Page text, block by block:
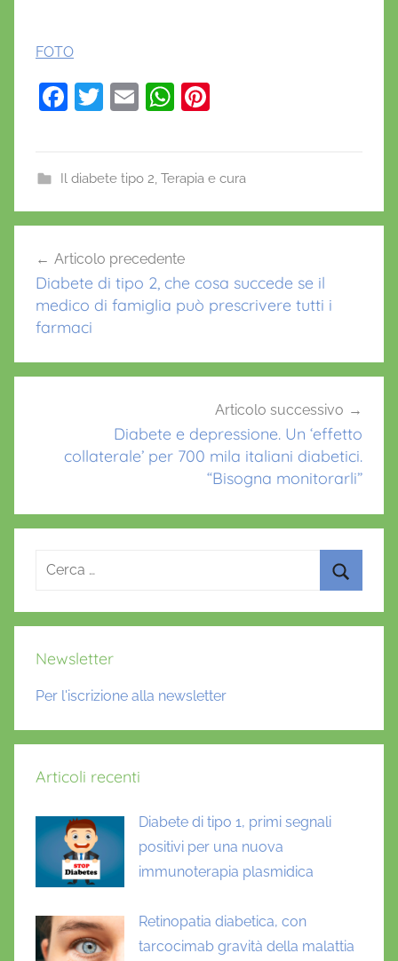
FOTO
F
e
b
o
k
T
er
E
l
W
s
A
p
e
st
Il diabete tipo 2, Terapia e cura
M
,
N
t
articoli
Articolo precedente
Diabete di tipo 2, che cosa succede se il
medico di famiglia può prescrivere tutti i
farmaci
Articolo successivo
Diabete e depressione. Un ‘effetto
collaterale’ per 700 mila italiani diabetici.
“Bisogna monitorarli”
Ricerca
Newsletter
Per l'iscrizione alla newsletter
Articoli recenti
Diabete di tipo 1, primi segnali
positivi per una nuova
immunoterapia plasmidica
Retinopatia diabetica, con
tarcocimab gravità della malattia